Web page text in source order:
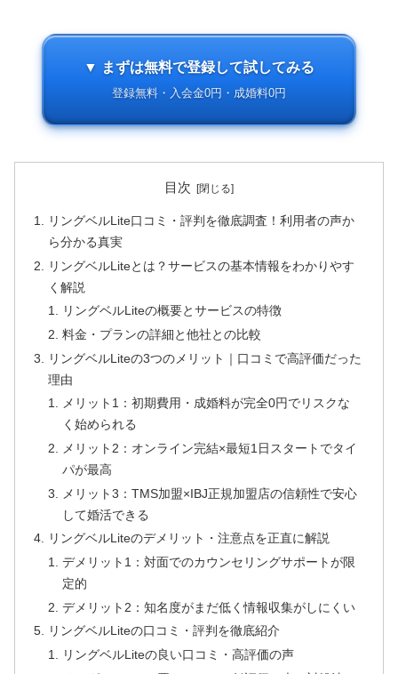
▼ まずは無料で登録して試してみる
登録無料・入会金0円・成婚料0円
目次
リングベルLite口コミ・評判を徹底調査！利用者の声か
ら分かる真実
リングベルLiteとは？サービスの基本情報をわかりやす
く解説
リングベルLiteの概要とサービスの特徴
料金・プランの詳細と他社との比較
リングベルLiteの3つのメリット｜口コミで高評価だった
理由
メリット1：初期費用・成婚料が完全0円でリスクな
く始められる
メリット2：オンライン完結×最短1日スタートでタイ
パが最高
メリット3：TMS加盟×IBJ正規加盟店の信頼性で安心
して婚活できる
リングベルLiteのデメリット・注意点を正直に解説
デメリット1：対面でのカウンセリングサポートが限
定的
デメリット2：知名度がまだ低く情報収集がしにくい
リングベルLiteの口コミ・評判を徹底紹介
リングベルLiteの良い口コミ・高評価の声